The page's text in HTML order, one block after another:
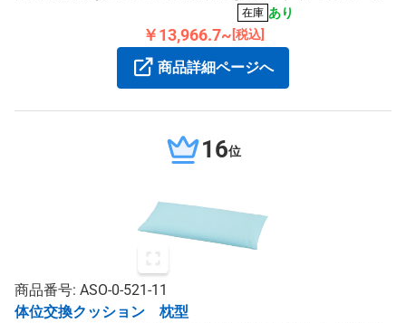
とコットン・ポリエステル素材を使用しています。
在庫 あり
￥13,966.7~[税込]
商品詳細ページへ
16位
商品番号: ASO-0-521-11
体位交換クッション 枕型